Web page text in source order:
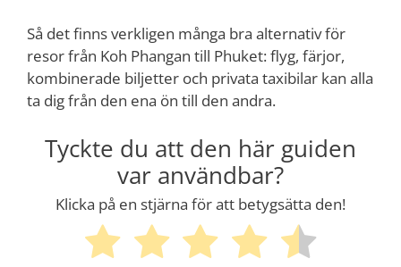
Så det finns verkligen många bra alternativ för
resor från Koh Phangan till Phuket: flyg, färjor,
kombinerade biljetter och privata taxibilar kan alla
ta dig från den ena ön till den andra.
Tyckte du att den här guiden
var användbar?
Klicka på en stjärna för att betygsätta den!